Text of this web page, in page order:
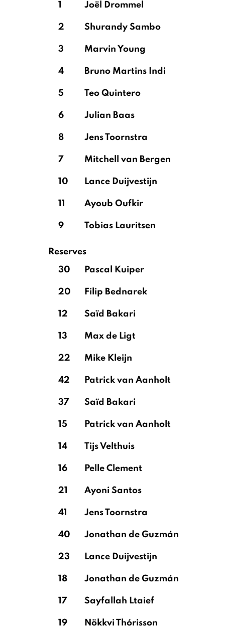
1 Joël Drommel
2 Shurandy Sambo
3 Marvin Young
4 Bruno Martins Indi
5 Teo Quintero
6 Julian Baas
8 Jens Toornstra
7 Mitchell van Bergen
10 Lance Duijvestijn
11 Ayoub Oufkir
9 Tobias Lauritsen
Reserves
30
Pascal Kuiper
20 Filip Bednarek
12 Saïd Bakari
13 Max de Ligt
22 Mike Kleijn
42 Patrick van Aanholt
37 Saïd Bakari
15 Patrick van Aanholt
14 Tijs Velthuis
16 Pelle Clement
21 Ayoni Santos
41 Jens Toornstra
40 Jonathan de Guzmán
23 Lance Duijvestijn
18 Jonathan de Guzmán
17 Sayfallah Ltaief
19 Nökkvi Thórisson